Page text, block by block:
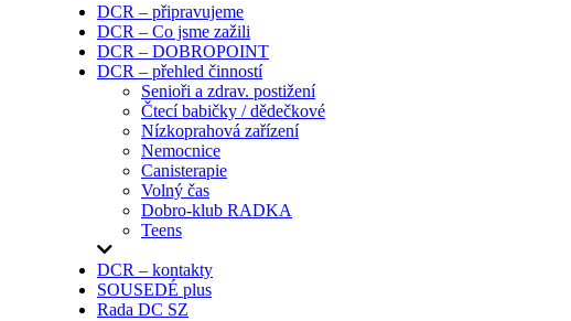
DCR – připravujeme
DCR – Co jsme zažili
DCR – DOBROPOINT
DCR – přehled činností
Senioři a zdrav. postižení
Čtecí babičky / dědečkové
Nízkoprahová zařízení
Nemocnice
Canisterapie
Volný čas
Dobro-klub RADKA
Teens
DCR – kontakty
SOUSEDÉ plus
Rada DC SZ